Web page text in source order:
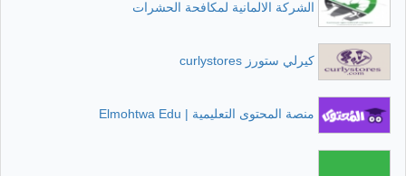
الشركة الالمانية لمكافحة الحشرات
كيرلي ستورز curlystores
منصة المحتوى التعليمية | Elmohtwa Edu